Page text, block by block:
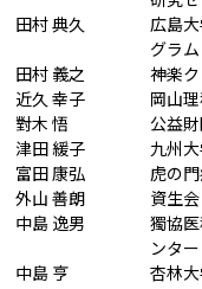
田村 典久
広島
グラム
田村 義之
神楽
近久 幸子
岡山
對木 悟
公益
津田 緩子
九州
富田 康弘
虎の
外山 善朗
資生会
中島 逸男
獨協
ンター
中島 亨
杏林